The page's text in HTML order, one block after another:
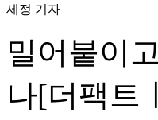
세정 기자
밀어붙이
나[더팩트